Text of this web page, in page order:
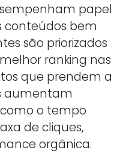
papel
conteúdos bem
são priorizados
ranking nas
que prendem a
aumentam
o tempo
de cliques,
orgânica.